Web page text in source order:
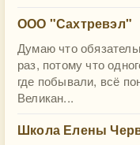
ООО "Сахтревэл"
Думаю что
раз, потому что
где побывали, всё
Великан...
Школа Елены